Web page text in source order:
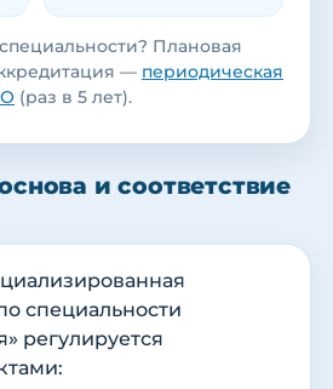
Плановая
— периодическая
(раз в 5 лет).
и соответствие
специальности
регулируется